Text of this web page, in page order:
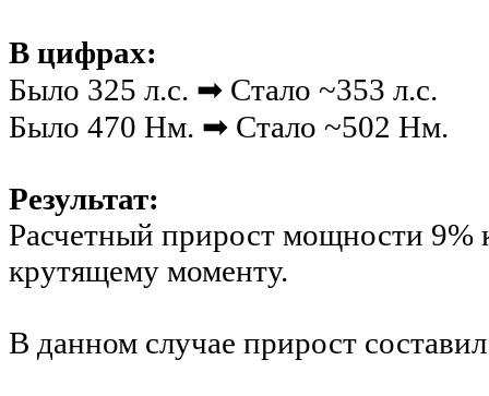
В цифрах:
Было 325 л.с. ➡ Стало ~353 л.с.
Было 470 Нм. ➡ Стало ~502 Нм.
Результат:
Расчетный прирост мощности 9%
крутящему моменту.
В данном случае прирост